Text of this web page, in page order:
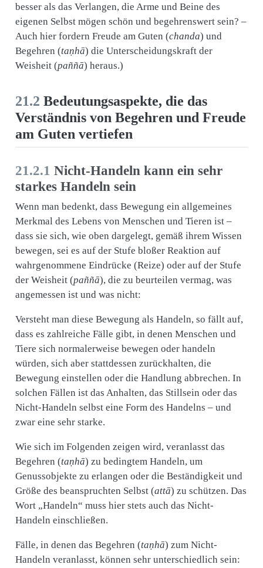
besser als das Verlangen, die Arme und Beine des
eigenen Selbst mögen schön und begehrenswert sein? –
Auch hier fordern Freude am Guten (chanda) und
Begehren (taṇhā) die Unterscheidungskraft der
Weisheit (paññā) heraus.)
21.2 Bedeutungsaspekte, die das
Verständnis von Begehren und Freude
am Guten vertiefen
21.2.1 Nicht-Handeln kann ein sehr
starkes Handeln sein
Wenn man bedenkt, dass Bewegung ein allgemeines
Merkmal des Lebens von Menschen und Tieren ist –
dass sie sich, wie oben dargelegt, gemäß ihrem Wissen
bewegen, sei es auf der Stufe bloßer Reaktion auf
wahrgenommene Eindrücke (Reize) oder auf der Stufe
der Weisheit (paññā), die zu beurteilen vermag, was
angemessen ist und was nicht:
Versteht man diese Bewegung als Handeln, so fällt auf,
dass es zahlreiche Fälle gibt, in denen Menschen und
Tiere sich normalerweise bewegen oder handeln
würden, sich aber stattdessen zurückhalten, die
Bewegung einstellen oder die Handlung abbrechen. In
solchen Fällen ist das Anhalten, das Stillsein oder das
Nicht-Handeln selbst eine Form des Handelns – und
zwar eine sehr starke.
Wie sich im Folgenden zeigen wird, veranlasst das
Begehren (taṇhā) zu bedingtem Handeln, um
Genussobjekte zu erlangen oder die Beständigkeit und
Größe des beanspruchten Selbst (attā) zu schützen. Das
Wort „Handeln“ muss hier stets auch das Nicht-
Handeln einschließen.
Fälle, in denen das Begehren (taṇhā) zum Nicht-
Handeln veranlasst, können sehr unterschiedlich sein: